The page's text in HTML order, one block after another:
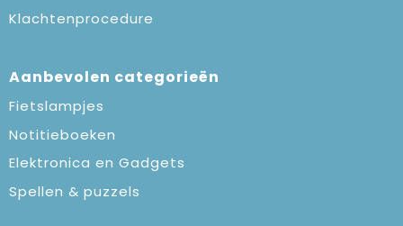
Klachtenprocedure
Aanbevolen categorieën
Fietslampjes
Notitieboeken
Elektronica en Gadgets
Spellen & puzzels